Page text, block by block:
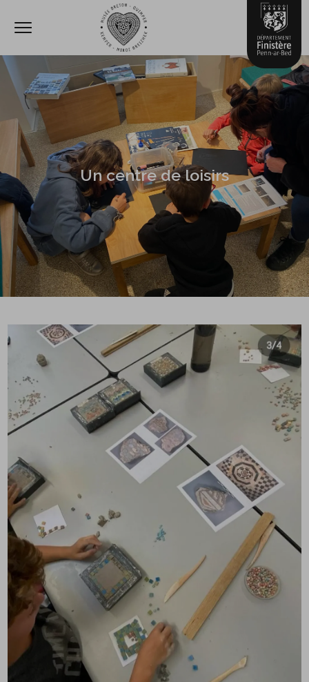
Accèder directement au contenu
Ouvrir le menu
Un centre de loisirs